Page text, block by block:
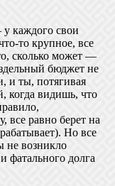
у каждого свои
то крупное, все
сколько может —
бюджет не
и ты, потягивая
когда видишь, что
все равно берет на
Но все
не возникло
фатального долга